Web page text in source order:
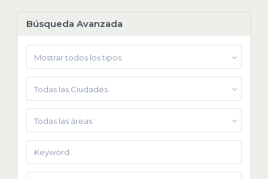
Búsqueda Avanzada
Mostrar todos los tipos
Todas las Ciudades
Todas las áreas